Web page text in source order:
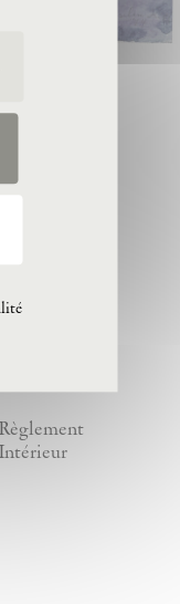
Kiefer
Règlement
Intérieur